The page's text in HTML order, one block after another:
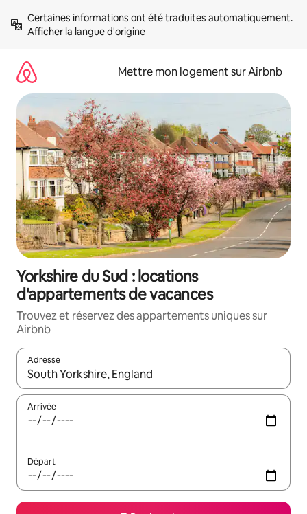
directement
Afficher la langue d'origine
Mettre mon logement sur Airbnb
Yorkshire du Sud : locations
d'appartements de vacances
Trouvez et réservez des appartements uniques sur
Airbnb
Adresse
Lorsque les résultats s'affichent, utilisez les flèches vers le
Arrivée
Départ